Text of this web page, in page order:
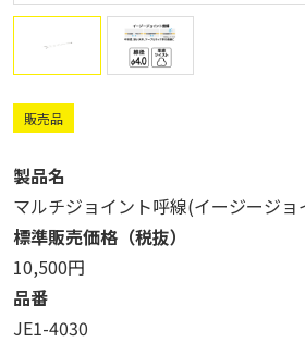
販売品
製品名
マルチジョイント呼線(イージージョ
標準販売価格（税抜）
10,500円
品番
JE1-4030